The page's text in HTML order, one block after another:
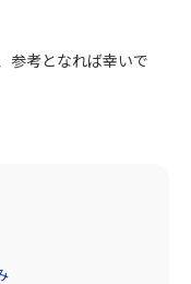
参考となれば幸いで